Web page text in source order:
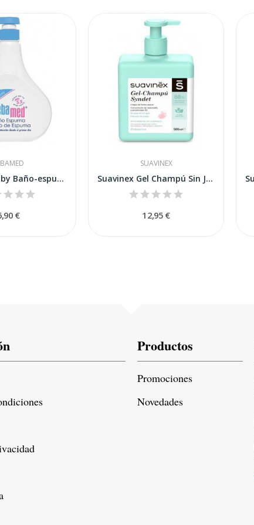
Sebamed Baby Baño-espuma 200ml
€
SUAVINEX
Suavinex Gel Champú Sin Jabón 500 ml
12,95 €
Productos
Promociones
Novedades